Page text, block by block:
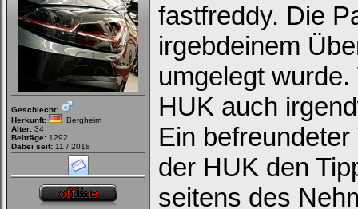
Geschlecht:
Herkunft:
Bergheim
Alter: 34
Beiträge: 1292
Dabei seit: 11 / 2018
fastfreddy. Die
irgebdeinem
umgelegt
HUK auch
Ein
der HUK den
seitens des